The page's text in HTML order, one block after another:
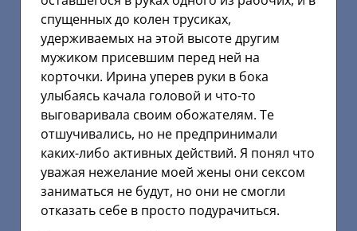
спущенных до колен трусиках,
удерживаемых на этой высоте другим
мужиком присевшим перед ней на
корточки. Ирина уперев руки в бока
улыбаясь качала головой и что-то
выговаривала своим обожателям. Те
отшучивались, но не предпринимали
каких-либо активных действий. Я понял что
уважая нежелание моей жены они сексом
заниматься не будут, но они не смогли
отказать себе в просто подурачиться.